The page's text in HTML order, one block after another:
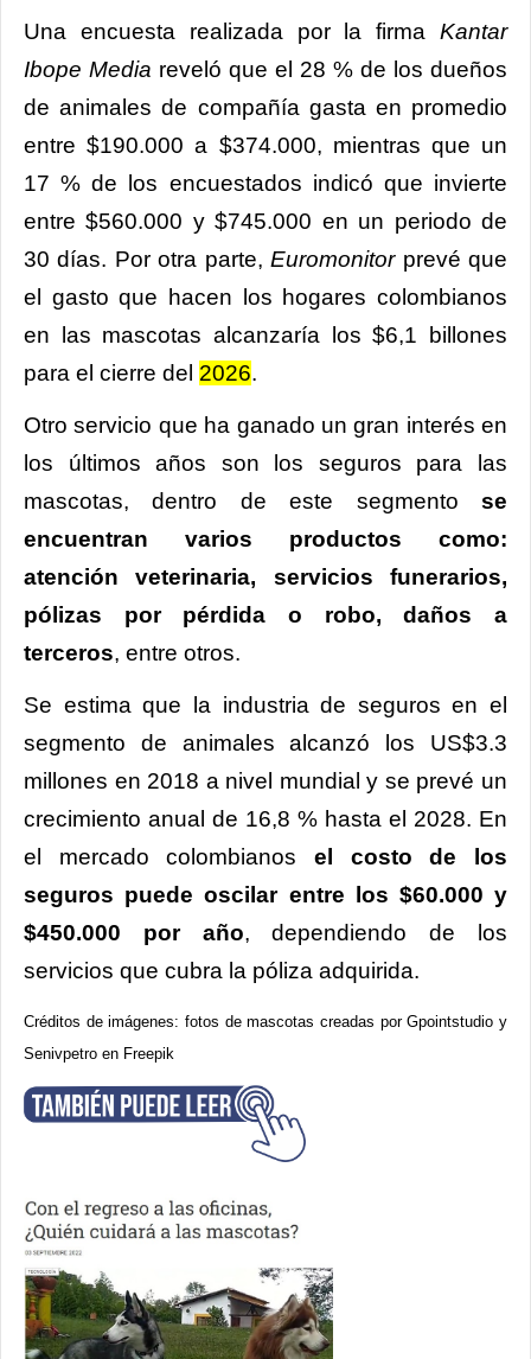
Una encuesta realizada por la firma Kantar
Ibope Media reveló que el 28 % de los dueños
de animales de compañía gasta en promedio
entre $190.000 a $374.000, mientras que un
17 % de los encuestados indicó que invierte
entre $560.000 y $745.000 en un periodo de
30 días. Por otra parte,Euromonitorprevé que
el gasto que hacen los hogares colombianos
en las mascotas alcanzaría los $6,1 billones
para el cierre del 2026.
Otro servicio que ha ganado un gran interés en
los últimos años son los seguros para las
mascotas, dentro de este segmento se
encuentran varios productos como:
atención veterinaria, servicios funerarios,
pólizas por pérdida o robo, daños a
terceros, entre otros.
Se estima que la industria de seguros en el
segmento de animales alcanzó los US$3.3
millones en 2018 a nivel mundial y se prevé un
crecimiento anual de 16,8 % hasta el 2028. En
el mercado colombianos el costo de los
seguros puede oscilar entre los $60.000 y
$450.000 por año, dependiendo de los
servicios que cubra la póliza adquirida.
Créditos de imágenes: fotos de mascotas creadas por Gpointstudio y
Senivpetro en Freepik